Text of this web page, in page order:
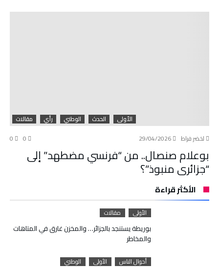
الأولى الحدث الوطني رأي
مقالات
لخضر فراط
29/04/2026
0
بوعلام صنصال.. من “فرنسي مضطهد” إلى
“جزائري منبوذ”؟
الأكثر قراءة
الأولى مقالات
بوريطة يستنجد بالجزائر… والمخزن غارق في المتاهات
والمخاطر
أحوال الناس الأولى الوطني